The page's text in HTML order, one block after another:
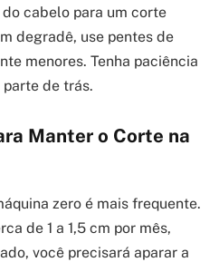
cabelo para um corte
degradê, use pentes de
menores. Tenha paciência
parte de trás.
Manter o Corte na
zero é mais frequente.
de 1 a 1,5 cm por mês,
você precisará aparar a